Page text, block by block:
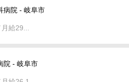
病院 - 岐阜市
給29...
院 - 岐阜市